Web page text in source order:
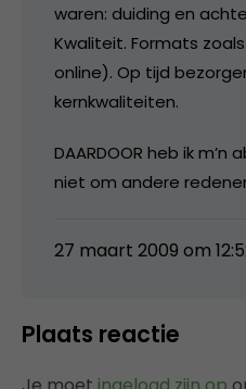
waren: duiding en
Kwaliteit. Formats
online). Op tijd
kernkwaliteiten.
DAARDOOR heb ik
niet om andere
27 maart 2009 om
Plaats reactie